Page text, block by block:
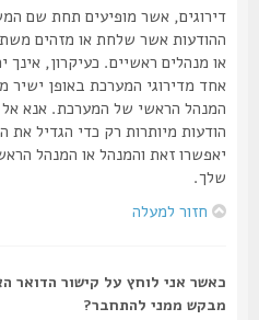
דירוגים, אשר מופיעים תחת שם
ההודעות אשר שלחת או מזהים
או מנהלים ראשיים. כעיקרון, אינך
אחד מדירוגי המערכת באופן ישיר
המנהל הראשי של המערכת. אנא אל
הודעות מיותרות רק כדי הגדיל את
יאפשרו זאת והמנהל או המנהל הראשי
חזור למעלה
כאשר אני לוחץ על קישור הדואר
מבקש ממני להתחבר?